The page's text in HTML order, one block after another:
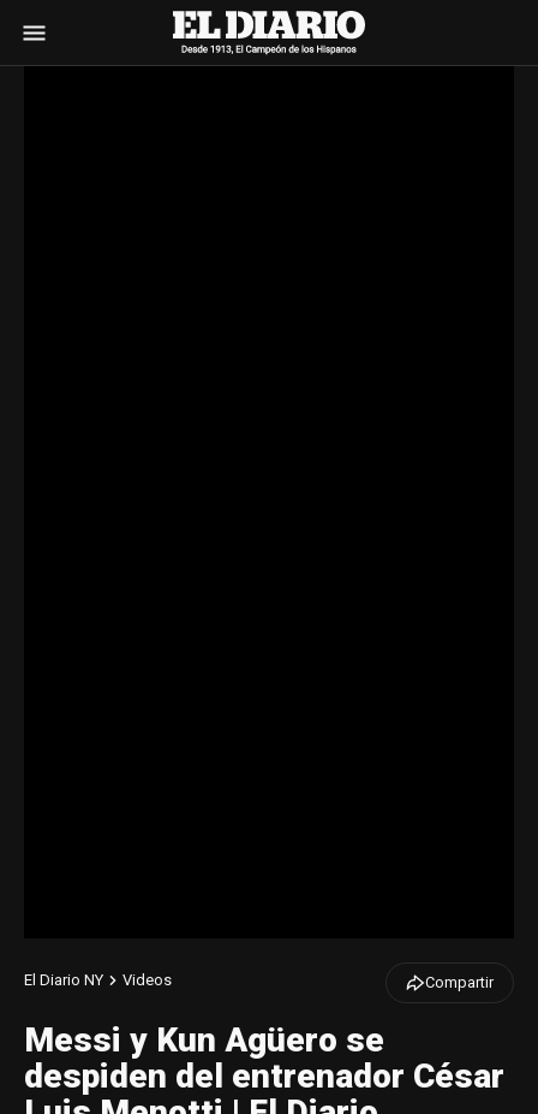
El Diario NY Videos Compartir
Messi y Kun Agüero se
despiden del entrenador César